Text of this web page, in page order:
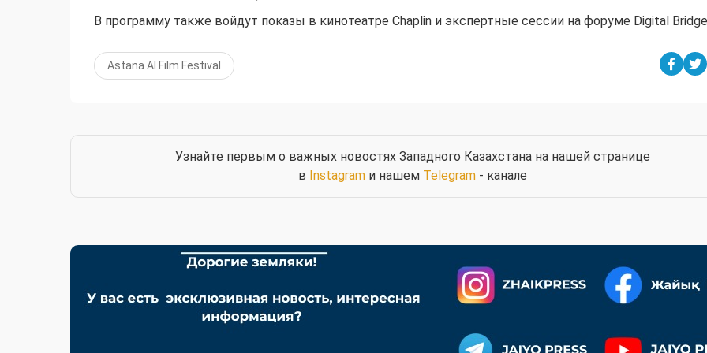
В программу также войдут показы в кинотеатре Chaplin и экспертные сессии на форуме Digital
Astana AI Film Festival
Узнайте первым о важных новостях Западного Казахстана на нашей странице
в Instagramи нашем Telegram- канале